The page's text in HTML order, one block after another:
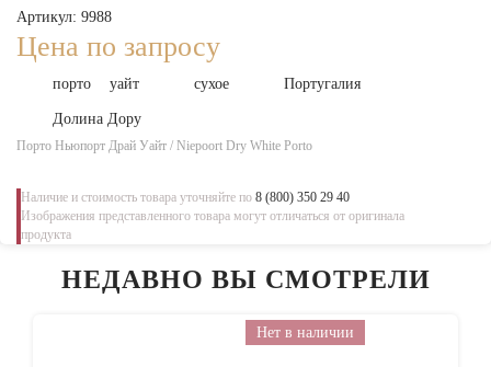
Артикул: 9988
Цена по запросу
порто уайт сухое Португалия
Долина Дору
Порто Ньюпорт Драй Уайт / Niepoort Dry White Porto
Наличие и стоимость товара уточняйте по 8 (800) 350 29 40
Изображения представленного товара могут отличаться от оригинала
продукта
НЕДАВНО ВЫ СМОТРЕЛИ
Нет в наличии